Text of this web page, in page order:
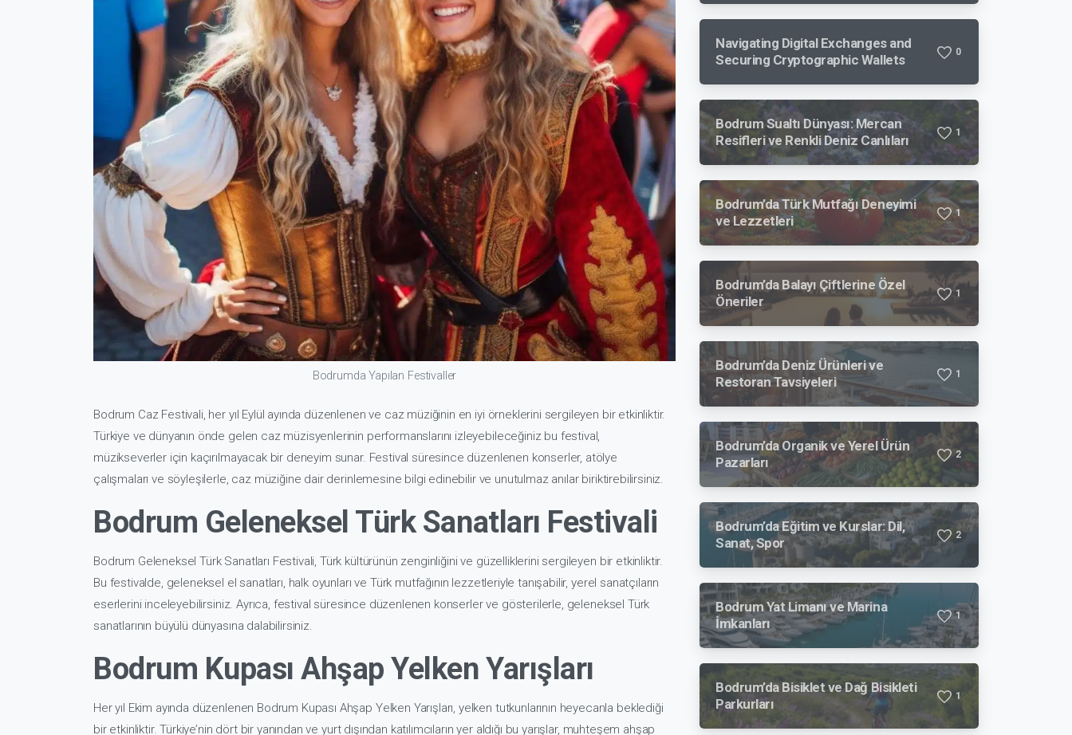
Bodrumda Yapılan Festivaller
Bodrum Caz Festivali, her yıl Eylül ayında düzenlenen ve caz müziğinin en iyi örneklerini sergileyen bir etkinliktir.
Türkiye ve dünyanın önde gelen caz müzisyenlerinin performanslarını izleyebileceğiniz bu festival,
müzikseverler için kaçırılmayacak bir deneyim sunar. Festival süresince düzenlenen konserler, atölye
çalışmaları ve söyleşilerle, caz müziğine dair derinlemesine bilgi edinebilir ve unutulmaz anılar biriktirebilirsiniz.
Bodrum Geleneksel Türk Sanatları Festivali
Bodrum Geleneksel Türk Sanatları Festivali, Türk kültürünün zenginliğini ve güzelliklerini sergileyen bir etkinliktir.
Bu festivalde, geleneksel el sanatları, halk oyunları ve Türk mutfağının lezzetleriyle tanışabilir, yerel sanatçıların
eserlerini inceleyebilirsiniz. Ayrıca, festival süresince düzenlenen konserler ve gösterilerle, geleneksel Türk
sanatlarının büyülü dünyasına dalabilirsiniz.
Bodrum Kupası Ahşap Yelken Yarışları
Her yıl Ekim ayında düzenlenen Bodrum Kupası Ahşap Yelken Yarışları, yelken tutkunlarının heyecanla beklediği
bir etkinliktir. Türkiye’nin dört bir yanından ve yurt dışından katılımcıların yer aldığı bu yarışlar, muhteşem ahşap
Navigating Digital Exchanges and
Securing Cryptographic Wallets
0
Bodrum Sualtı Dünyası: Mercan
Resifleri ve Renkli Deniz Canlıları
1
Bodrum’da Türk Mutfağı Deneyimi
ve Lezzetleri
1
Bodrum’da Balayı Çiftlerine Özel
Öneriler
1
Bodrum’da Deniz Ürünleri ve
Restoran Tavsiyeleri
1
Bodrum’da Organik ve Yerel Ürün
Pazarları
2
Bodrum’da Eğitim ve Kurslar: Dil,
Sanat, Spor
2
Bodrum Yat Limanı ve Marina
İmkanları
1
Bodrum’da Bisiklet ve Dağ Bisikleti
Parkurları
1